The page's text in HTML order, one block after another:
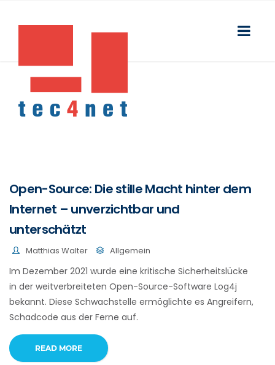
Open-Source: Die stille Macht hinter dem
Internet – unverzichtbar und
unterschätzt
Matthias Walter Allgemein
Im Dezember 2021 wurde eine kritische Sicherheitslücke
in der weitverbreiteten Open-Source-Software Log4j
bekannt. Diese Schwachstelle ermöglichte es Angreifern,
Schadcode aus der Ferne auf.
READ MORE